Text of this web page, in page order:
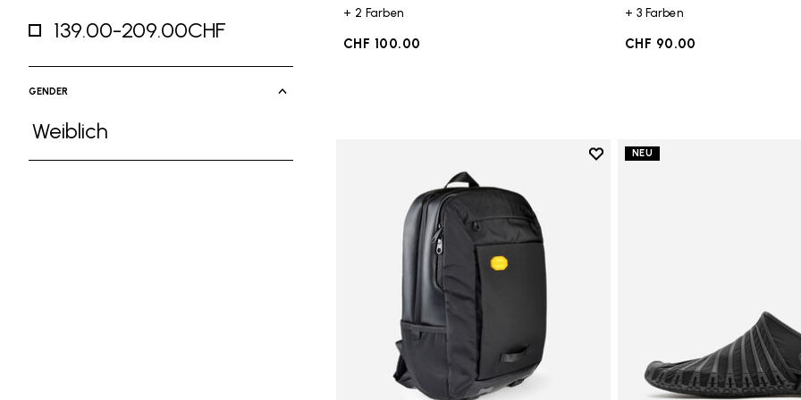
139.00-209.00CHF
GENDER
Weiblich
Refine by Gender: Weiblich
+ 2 Farben
CHF 100.00
+ 3 Farben
CHF 90.00
Add to wishlist
NEU